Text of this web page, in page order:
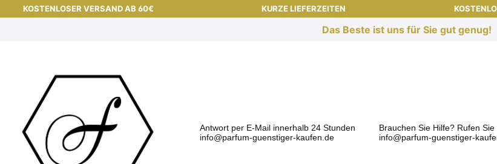
KOSTENLOSER VERSAND AB 60€ KURZE LIEFERZEITEN
Das Beste ist uns für Sie gut genug!
Antwort per E-Mail innerhalb 24 Stunden
info@parfum-guenstiger-kaufen.de
Brauchen Sie Hilfe? Rufen Sie
info@parfum-guenstiger-